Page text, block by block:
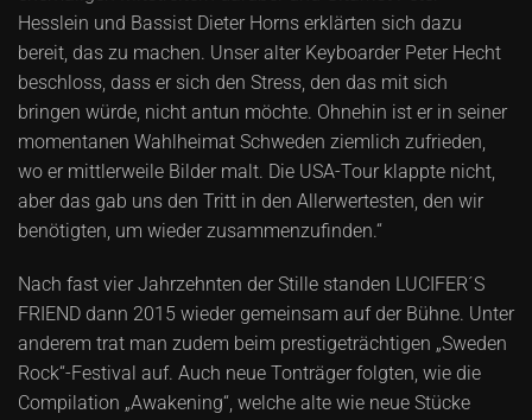
Hesslein und Bassist Dieter Horns erklärten sich dazu
bereit, das zu machen. Unser alter Keyboarder Peter Hecht
beschloss, dass er sich den Stress, den das mit sich
bringen würde, nicht antun möchte. Ohnehin ist er in seiner
momentanen Wahlheimat Schweden ziemlich zufrieden,
wo er mittlerweile Bilder malt. Die USA-Tour klappte nicht,
aber das gab uns den Tritt in den Allerwertesten, den wir
benötigten, um wieder zusammenzufinden.“
Nach fast vier Jahrzehnten der Stille standen LUCIFER´S
FRIEND dann 2015 wieder gemeinsam auf der Bühne. Unter
anderem trat man zudem beim prestigeträchtigen „Sweden
Rock“-Festival auf. Auch neue Tonträger folgten, wie die
Compilation „Awakening“, welche alte wie neue Stücke